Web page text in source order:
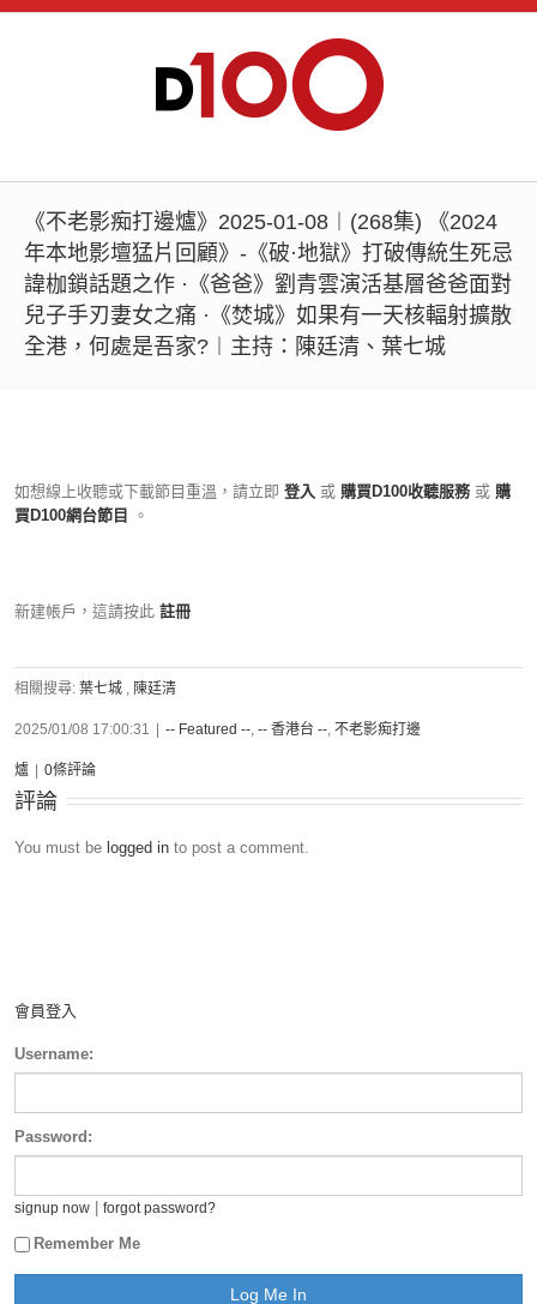
《不老影痴打邊爐》2025-01-08︱(268集) 《2024
年本地影壇猛片回顧》-《破·地獄》打破傳統生死忌
諱枷鎖話題之作 ·《爸爸》劉青雲演活基層爸爸面對
兒子手刃妻女之痛 ·《焚城》如果有一天核輻射擴散
全港，何處是吾家?︱主持：陳廷清、葉七城
如想線上收聽或下載節目重溫，請立即 登入 或 購買D100收聽服務 或 購
買D100網台節目
。
新建帳戶，這請按此 註冊
相關搜尋: 葉七城 , 陳廷清
2025/01/08 17:00:31 -- Featured --, -- 香港台 --, 不老影痴打邊
爐 0條評論
評論
You must be logged in to post a comment.
會員登入
Username:
Password:
signup now forgot password?
Remember Me